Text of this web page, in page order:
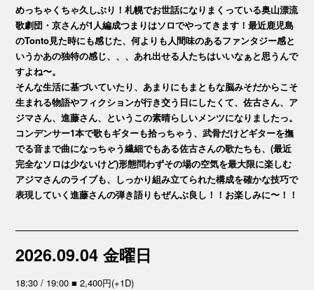
めっちゃくちゃ久しぶり！札幌でお世話になりまくっている奥山漂流
歌劇団・京さんが1人編成つまりはソロでやってきます！最近鹿児島
のTonto見た時にも感じた、何よりも人間味のあるファンタジー感と
いうかあの独特の感じ、、、あれ出せる人たちはいいなぁと思うんで
すよね〜。
そんな生活に基づいていたり、あまりにもまともな脳みそだからこそ
生まれる物語やフィクションが行き交う日にしたくて、佐古さん、ア
ジマさん、進藤さん、というこの素晴らしいメンツになりましたっ。
コンデンサー1本で歌もギターも拾っちゃう、武骨だけどギターを撫
でる音まで曲になっちゃう繊細でもある佐古さんの歌たちも、(最近
完全なソロは少ないけど)形態問わずその場の空気を最大限に楽しむ
アジマさんのライブも、しっかり組み立てられた構成を確かな技巧で
表現していく進藤さんの弾き語りもぜんぶ良し！！お楽しみに〜！！
2026.09.04 金曜日
18:30 / 19:00 ■ 2,400円(+1D)